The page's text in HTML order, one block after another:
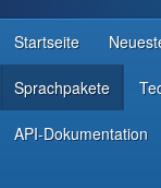
RESSOURCEN FÜR
Startseite
Sprachpakete
API-Dokumentation